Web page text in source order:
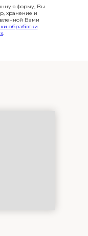
форму, Вы
хранение и
Вами
обработки
.